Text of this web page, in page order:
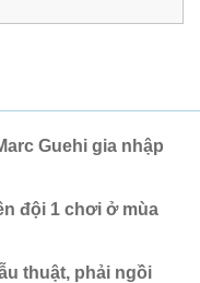
Guehi gia nhập
đội 1 chơi ở mùa
thuật, phải ngồi